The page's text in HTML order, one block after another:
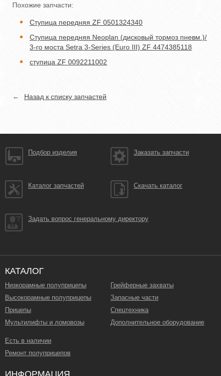
Похожие запчасти:
Ступица передняя ZF 0501324340
Ступица передняя Neoplan (дисковый тормоз пневм.)/
3-го моста Setra 3-Series (Euro III) ZF 4474385118
ступица ZF 0092211002
← Назад к списку запчастей
Подбор изделия Заказать запчасти
Каталог запчастей Скачать каталог
Задать вопрос генеральному директору
КАТАЛОГ
Низкорамные полуприцепы
Высокорамные полуприцепы
Прицепы
Мультилифты и ломовозы
Грейферные захваты
Запасные части
Спецтехника
Дополнительное оборудование
Есть в наличии
Ремонт полуприцепов
ИНФОРМАЦИЯ